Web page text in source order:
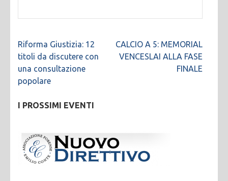
Navigazione
articoli
Riforma Giustizia: 12
titoli da discutere con
una consultazione
popolare
CALCIO A 5: MEMORIAL
VENCESLAI ALLA FASE
FINALE
I PROSSIMI EVENTI